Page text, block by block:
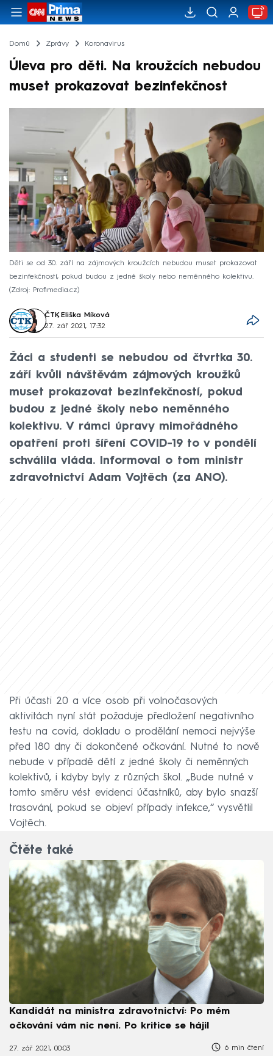
Domů Zprávy Koronavirus
Úleva pro děti. Na kroužcích nebudou
muset prokazovat bezinfekčnost
Děti se od 30. září na zájmových kroužcích nebudou muset prokazovat
bezinfekčností, pokud budou z jedné školy nebo neměnného kolektivu.
Zdroj: Profimedia.cz
ČTK, Eliška Míková
27. zář 2021, 17:32
Žáci a studenti se nebudou od čtvrtka 30.
září kvůli návštěvám zájmových kroužků
muset prokazovat bezinfekčností, pokud
budou z jedné školy nebo neměnného
kolektivu. V rámci úpravy mimořádného
opatření proti šíření COVID-19 to v pondělí
schválila vláda. Informoval o tom ministr
zdravotnictví Adam Vojtěch (za ANO).
Při účasti 20 a více osob při volnočasových
aktivitách nyní stát požaduje předložení negativního
testu na covid, dokladu o prodělání nemoci nejvýše
před 180 dny či dokončené očkování. Nutné to nově
nebude v případě dětí z jedné školy či neměnných
kolektivů, i kdyby byly z různých škol. „Bude nutné v
tomto směru vést evidenci účastníků, aby bylo snazší
trasování, pokud se objeví případy infekce,“ vysvětlil
Vojtěch.
Čtěte také
Kandidát na ministra zdravotnictví: Po mém
očkování vám nic není. Po kritice se hájil
27. zář 2021, 00:03 6 min čtení